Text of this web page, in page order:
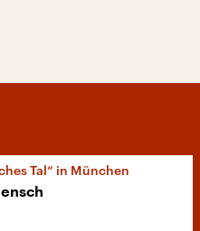
Tal“ in München